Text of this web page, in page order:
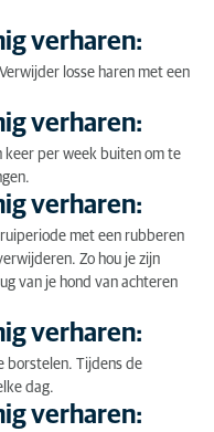
rottweiler
dalmatiër
labrador
verharen:
losse haren met een
verharen:
keer per week buiten om te
verharen:
met een rubberen
Zo hou je zijn
van je hond van achteren
verharen:
borstelen. Tijdens de
dag.
verharen: